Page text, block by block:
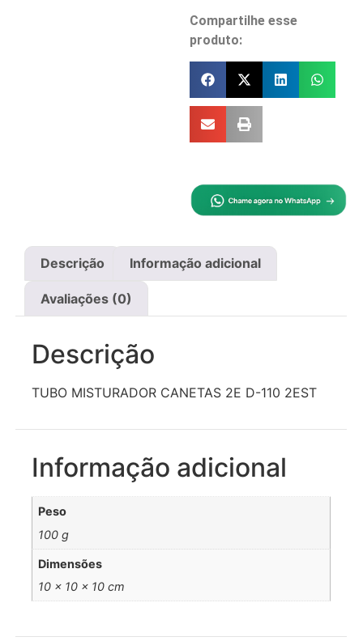
Compartilhe esse
produto:
Descrição Informação adicional
Avaliações (0)
Descrição
TUBO MISTURADOR CANETAS 2E D-110 2EST
Informação adicional
Peso
100 g
Dimensões
10 × 10 × 10 cm